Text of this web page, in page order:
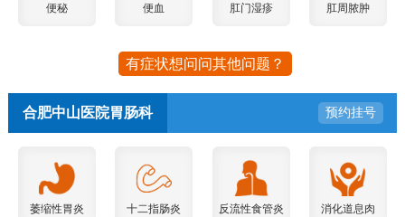
便秘 便血 肛门湿疹 肛周脓肿
有症状想问问其他问题？
合肥中山医院胃肠科 预约挂号
萎缩性胃炎 十二指肠炎 反流性食管炎 消化道息肉